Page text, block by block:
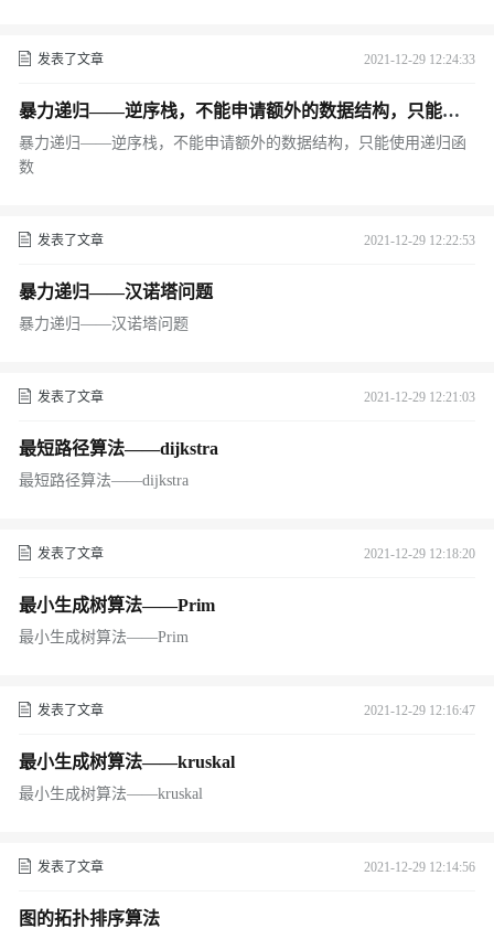
发表了文章 2021-12-29 12:24:33
暴力递归——逆序栈，不能申请额外的数据结构，只能使
用递归函数
暴力递归——逆序栈，不能申请额外的数据结构，只能使用递归函
数
发表了文章 2021-12-29 12:22:53
暴力递归——汉诺塔问题
暴力递归——汉诺塔问题
发表了文章 2021-12-29 12:21:03
最短路径算法——dijkstra
最短路径算法——dijkstra
发表了文章 2021-12-29 12:18:20
最小生成树算法——Prim
最小生成树算法——Prim
发表了文章 2021-12-29 12:16:47
最小生成树算法——kruskal
最小生成树算法——kruskal
发表了文章 2021-12-29 12:14:56
图的拓扑排序算法